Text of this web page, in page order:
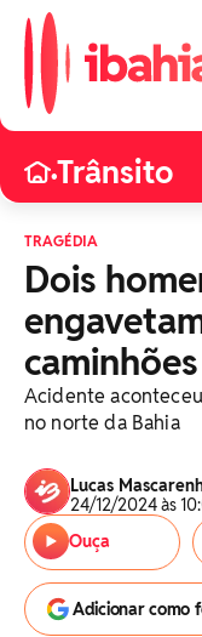
•Trânsito
TRAGÉDIA
Dois
Acidente
no norte da Bahia
Lucas
24/12/2024 às
Ouça
Adicionar como